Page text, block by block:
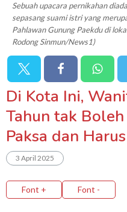
Sebuah upacara pernikahan
sepasang suami istri yang
Pahlawan Gunung Paekdu di
Rodong Sinmun/News1)
Di Kota Ini,
Tahun tak
Paksa dan
3 April 2025
Font + Font -